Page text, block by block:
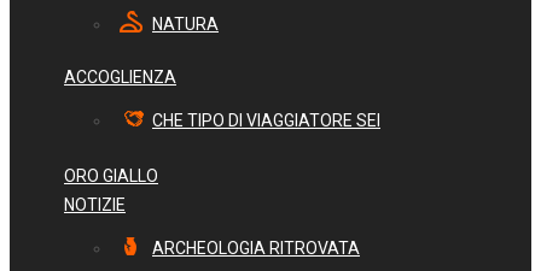
NATURA
ACCOGLIENZA
CHE TIPO DI VIAGGIATORE SEI
ORO GIALLO
NOTIZIE
ARCHEOLOGIA RITROVATA